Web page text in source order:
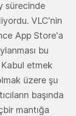
sürecinde
VLC'nin
App Store'a
bu
etmek
üzere şu
başında
mantığa